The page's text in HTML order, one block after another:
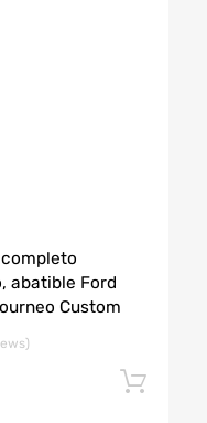
abatible Ford
Custom